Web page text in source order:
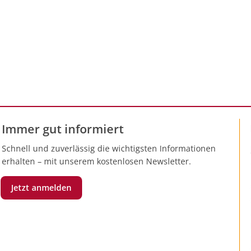
Immer gut informiert
Schnell und zuverlässig die wichtigsten Informationen
erhalten – mit unserem kostenlosen Newsletter.
Jetzt anmelden